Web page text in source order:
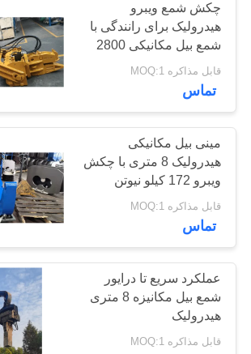
راننده شمع Mini
Excavator
38
تجهیزات رانندگی
شمع بتونی
30
چکش شمع ویبرو
هیدرولیک برای رانندگی با
شمع بیل مکانیکی 2800
دور در دقیقه
قابل مذاکره MOQ:1
تماس
مینی بیل مکانیکی
هیدرولیک 8 متری با چکش
ویبرو 172 کیلو نیوتن
قابل مذاکره MOQ:1
تماس
عملکرد سریع تا درایور
شمع بیل مکانیزه 8 متری
هیدرولیک
قابل مذاکره MOQ:1